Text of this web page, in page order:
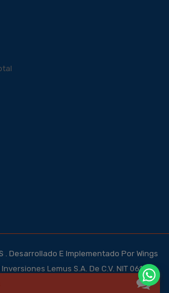
. Desarrollado E Implementado Por Wings
Lemus S.A. De C.V. NIT 0614-
101-4, NRC 123562-0